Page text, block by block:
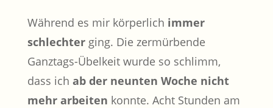
Während es mir körperlich immer
schlechterging. Die zermürbende
Ganztags-Übelkeit wurde so schlimm,
dass ich ab der neunten Woche nicht
mehr arbeiten konnte. Acht Stunden am